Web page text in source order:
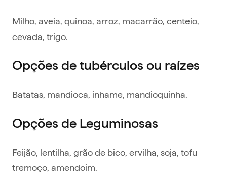
Milho, aveia, quinoa, arroz, macarrão, centeio,
cevada, trigo.
Opções de tubérculos ou raízes
Batatas, mandioca, inhame, mandioquinha.
Opções de Leguminosas
Feijão, lentilha, grão de bico, ervilha, soja, tofu
tremoço, amendoim.